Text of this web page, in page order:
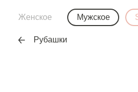
Женское Мужское
Рубашки